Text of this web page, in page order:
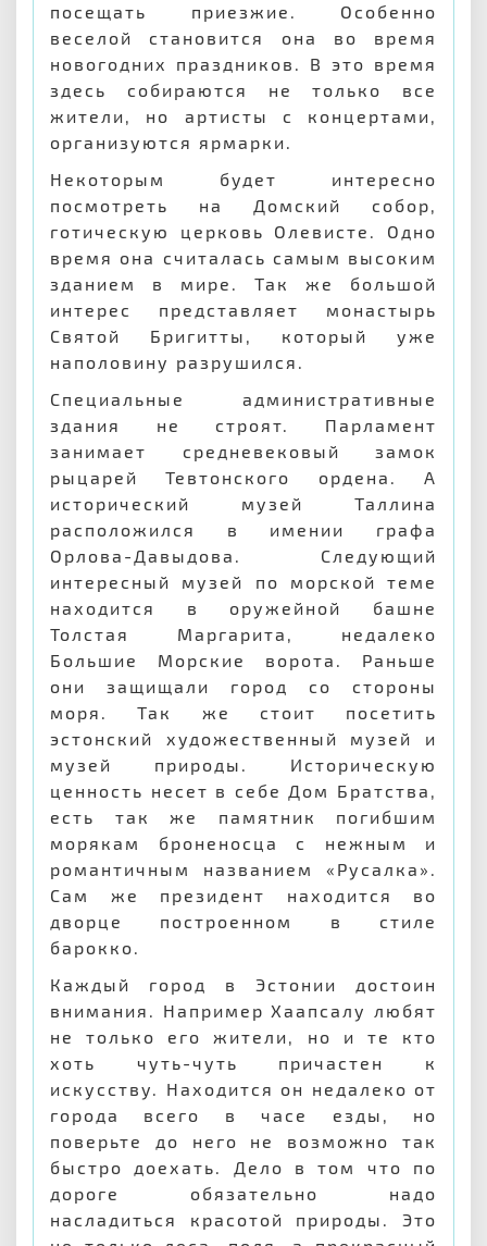
посещать приезжие. Особенно
веселой становится она во время
новогодних праздников. В это время
здесь собираются не только все
жители, но артисты с концертами,
организуются ярмарки.
Некоторым будет интересно
посмотреть на Домский собор,
готическую церковь Олевисте. Одно
время она считалась самым высоким
зданием в мире. Так же большой
интерес представляет монастырь
Святой Бригитты, который уже
наполовину разрушился.
Специальные административные
здания не строят. Парламент
занимает средневековый замок
рыцарей Тевтонского ордена. А
исторический музей Таллина
расположился в имении графа
Орлова-Давыдова. Следующий
интересный музей по морской теме
находится в оружейной башне
Толстая Маргарита, недалеко
Большие Морские ворота. Раньше
они защищали город со стороны
моря. Так же стоит посетить
эстонский художественный музей и
музей природы. Историческую
ценность несет в себе Дом Братства,
есть так же памятник погибшим
морякам броненосца с нежным и
романтичным названием «Русалка».
Сам же президент находится во
дворце построенном в стиле
барокко.
Каждый город в Эстонии достоин
внимания. Например Хаапсалу любят
не только его жители, но и те кто
хоть чуть-чуть причастен к
искусству. Находится он недалеко от
города всего в часе езды, но
поверьте до него не возможно так
быстро доехать. Дело в том что по
дороге обязательно надо
насладиться красотой природы. Это